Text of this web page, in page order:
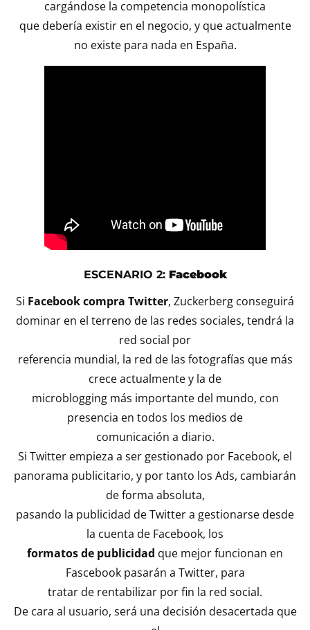
cargándose la competencia monopolística
que debería existir en el negocio, y que actualmente
no existe para nada en España.
ESCENARIO 2: Facebook
Si Facebook compra Twitter, Zuckerberg conseguirá
dominar en el terreno de las redes sociales, tendrá la
red social por
referencia mundial, la red de las fotografías que más
crece actualmente y la de
microblogging más importante del mundo, con
presencia en todos los medios de
comunicación a diario.
Si Twitter empieza a ser gestionado por Facebook, el
panorama publicitario, y por tanto los Ads, cambiarán
de forma absoluta,
pasando la publicidad de Twitter a gestionarse desde
la cuenta de Facebook, los
formatos de publicidad que mejor funcionan en
Fascebook pasarán a Twitter, para
tratar de rentabilizar por fin la red social.
De cara al usuario, será una decisión desacertada que